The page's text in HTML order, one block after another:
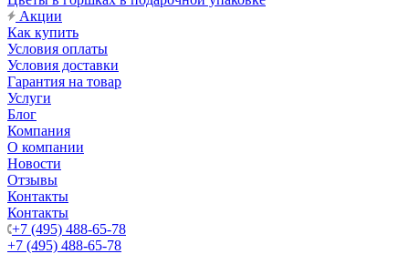
Акции
Как купить
Условия оплаты
Условия доставки
Гарантия на товар
Услуги
Блог
Компания
О компании
Новости
Отзывы
Контакты
Контакты
+7 (495) 488-65-78
+7 (495) 488-65-78